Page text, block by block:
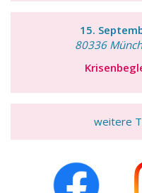
15.
80336
weitere